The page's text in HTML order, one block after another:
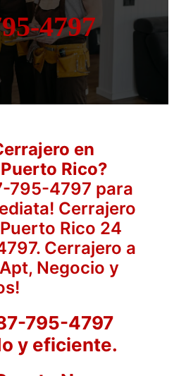
4797
en
Rico?
795-4797 para
Cerrajero
Rico 24
Cerrajero a
Negocio y
795-4797
y eficiente.